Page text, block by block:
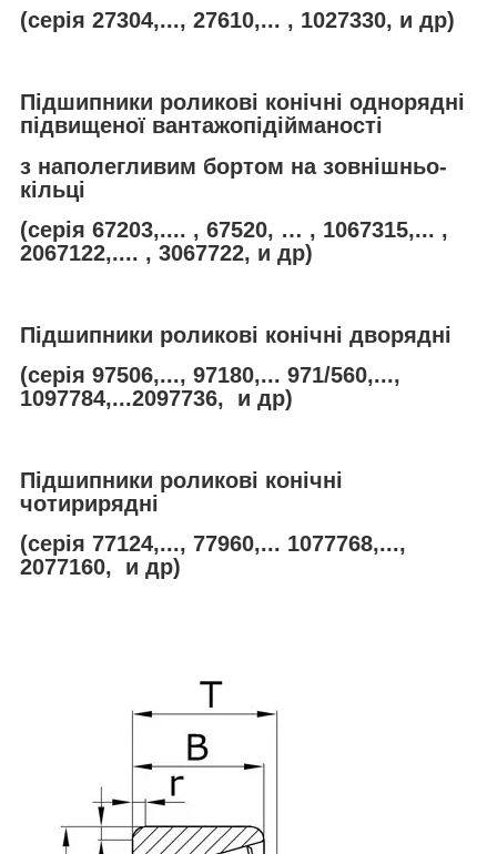
(серія 27304,..., 27610,... , 1027330, и др)
Підшипники роликові конічні однорядні
підвищеної вантажопідійманості
з наполегливим бортом на зовнішньо-
кільці
(серія 67203,.... , 67520, … , 1067315,... ,
2067122,.... , 3067722, и др)
Підшипники роликові конічні дворядні
(серія 97506,..., 97180,... 971/560,...,
1097784,...2097736, и др)
Підшипники роликові конічні
чотирирядні
(серія 77124,..., 77960,... 1077768,...,
2077160, и др)